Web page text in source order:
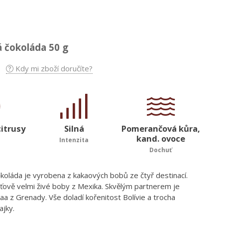
čokoláda 50 g
Kdy mi zboží doručíte?
Silná
Intenzita
Pomerančová kůra,
kand. ovoce
Dochuť
je vyrobena z kakaových bobů ze čtyř destinací.
velmi živé boby z Mexika. Skvělým partnerem je
z Grenady. Vše doladí kořenitost Bolívie a trocha